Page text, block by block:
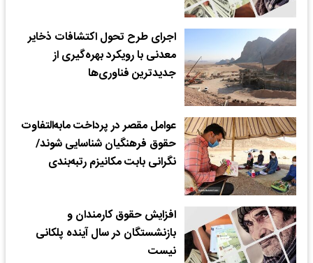
اجرای طرح تحول اکتشافات ذخایر
معدنی با رویکرد بهره‌گیری از
جدیدترین فناوری‌ها
عوامل مقصر در پرداخت مابه‌التفاوت
حقوق فرهنگیان شناسایی شوند/
نگرانی بابت مکانیزم رتبه‌بندی
افزایش حقوق کارمندان و
بازنشستگان در سال آینده پلکانی
نیست